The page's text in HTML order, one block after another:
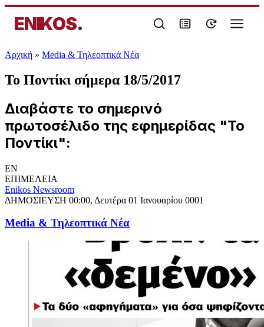
ENIKOS.
Αρχική » Media & Τηλεοπτικά Νέα
Το Ποντίκι σήμερα 18/5/2017
Διαβάστε το σημερινό
πρωτοσέλιδο της εφημερίδας "Το
Ποντίκι":
EN
ΕΠΙΜΕΛΕΙΑ
Enikos Newsroom
ΔΗΜΟΣΙΕΥΣΗ 00:00, Δευτέρα 01 Ιανουαρίου 0001
Media & Τηλεοπτικά Νέα